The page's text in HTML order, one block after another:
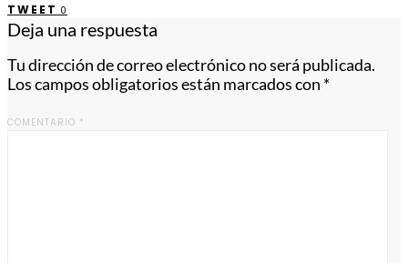
TWEET 0
Deja una respuesta
Tu dirección de correo electrónico no será publicada.
Los campos obligatorios están marcados con *
COMENTARIO *